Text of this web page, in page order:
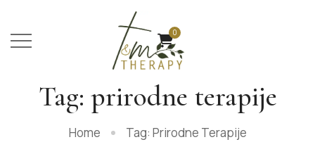
0
Tag: prirodne terapije
Home Tag: Prirodne Terapije